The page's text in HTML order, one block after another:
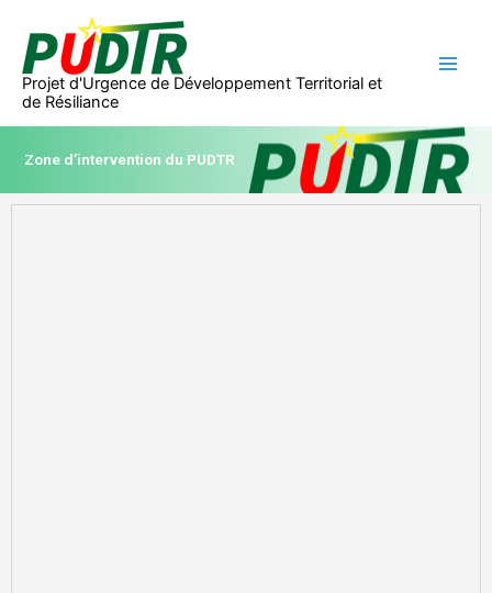
contenu
Projet d'Urgence de Développement Territorial et
de Résiliance
Zone d’intervention du PUDTR